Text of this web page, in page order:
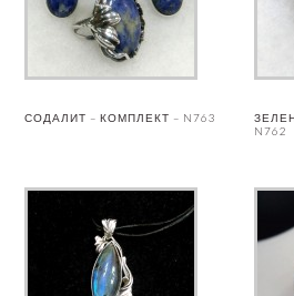
СОДАЛИТ – КОМПЛЕКТ – N763
N762